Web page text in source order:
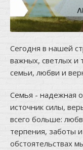
Сегодня в нашей
важных, светлых и
семьи, любви и
Семья - надежная
источник силы,
всего больше:
терпения, заботы
обстоятельствах